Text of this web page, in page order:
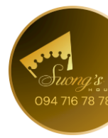
suonghouse.com